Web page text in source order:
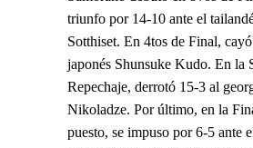
triunfo por 14-10 ante el
Sotthiset. En 4tos de Final,
japonés Shunsuke Kudo. En la
Repechaje, derrotó 15-3 al
Nikoladze. Por último, en la
puesto, se impuso por 6-5 ante